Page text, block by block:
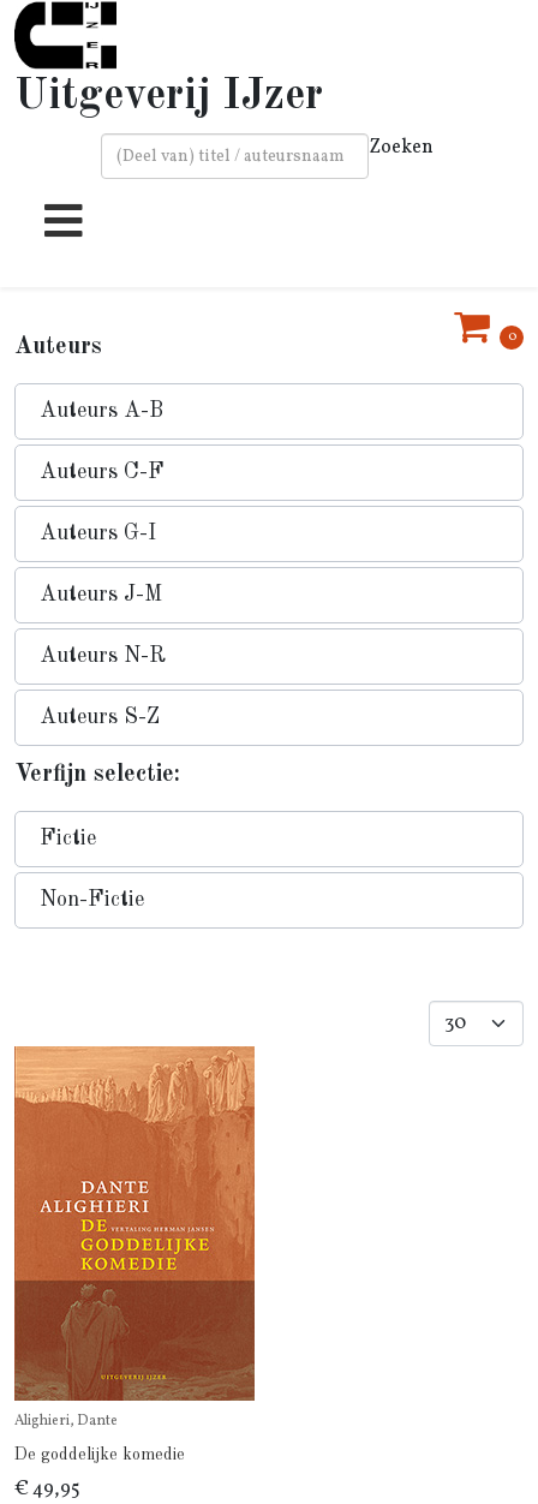
Uitgeverij IJzer
Zoeken
0
Auteurs
Auteurs A-B
Auteurs C-F
Auteurs G-I
Auteurs J-M
Auteurs N-R
Auteurs S-Z
Verfijn selectie:
Fictie
Non-Fictie
Toon #
Alighieri, Dante
De goddelijke komedie
€ 49,95